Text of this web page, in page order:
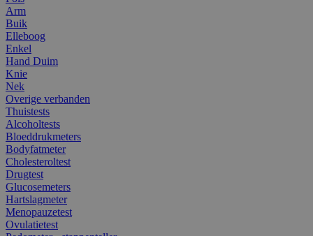
Arm
Buik
Elleboog
Enkel
Hand Duim
Knie
Nek
Overige verbanden
Thuistests
Alcoholtests
Bloeddrukmeters
Bodyfatmeter
Cholesteroltest
Drugtest
Glucosemeters
Hartslagmeter
Menopauzetest
Ovulatietest